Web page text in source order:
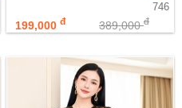
199,000đ 389,000đ
746